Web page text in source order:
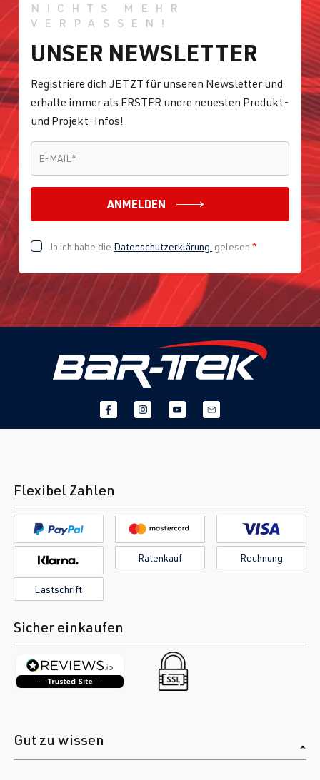
NICHTS MEHR
VERPASSEN!
UNSER NEWSLETTER
Registriere dich JETZT für unseren Newsletter und
erhalte immer als ERSTER unere neuesten Produkt-
und Projekt-Infos!
E-MAIL *
ANMELDEN
Ja ich habe die Datenschutzerklärung gelesen *
Flexibel Zahlen
Ratenkauf Rechnung
Lastschrift
Sicher einkaufen
Gut zu wissen